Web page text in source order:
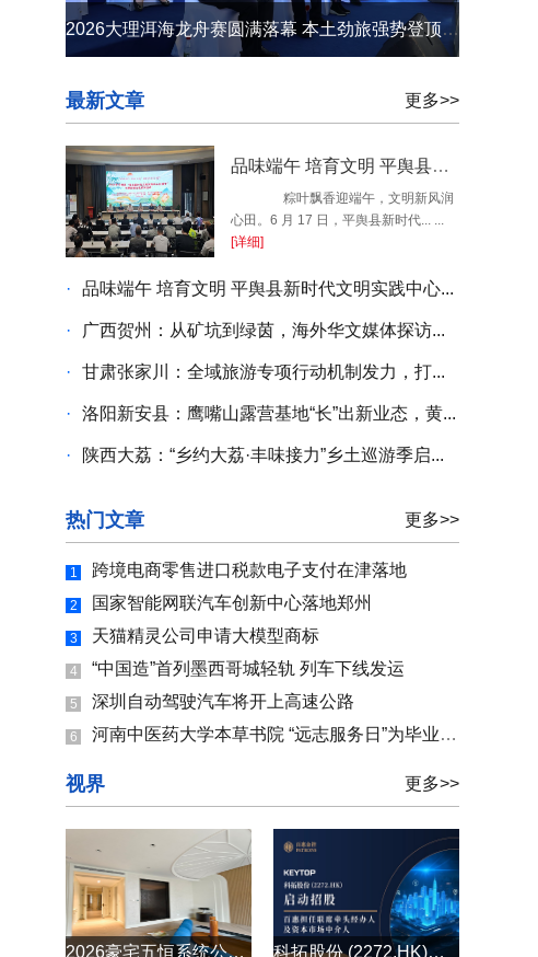
2026大理洱海龙舟赛圆满落幕 本土劲旅强势登顶 苍洱之间续写荣光
更多>>
最新文章
品味端午 培育文明 平舆县新时代文明实践中心开展端午民俗系列活动
粽叶飘香迎端午，文明新风润
心田。6 月 17 日，平舆县新时代... ...
[详细]
· 品味端午 培育文明 平舆县新时代文明实践中心...
· 广西贺州：从矿坑到绿茵，海外华文媒体探访...
· 甘肃张家川：全域旅游专项行动机制发力，打...
· 洛阳新安县：鹰嘴山露营基地“长”出新业态，黄...
· 陕西大荔：“乡约大荔·丰味接力”乡土巡游季启...
更多>>
热门文章
1 跨境电商零售进口税款电子支付在津落地
2 国家智能网联汽车创新中心落地郑州
3 天猫精灵公司申请大模型商标
4 “中国造”首列墨西哥城轻轨 列车下线发运
5 深圳自动驾驶汽车将开上高速公路
6 河南中医药大学本草书院 “远志服务日”为毕业生就业保驾护航
更多>>
视界
2026豪宅五恒系统公司怎么选？别墅大平层全空气五恒系统原厂直供 科拓股份 (2272.HK)启动招股 百惠担任联席牵头经办人及资本市场中介人